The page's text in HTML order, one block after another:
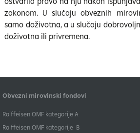
zakonom. U slučaju obveznih
samo doživotna, a u slučaju
doživotna ili privremena.
Obvezni mirovinski fondovi
​Raiffeisen OMF kategorije A
Raiffeisen OMF kategorije B